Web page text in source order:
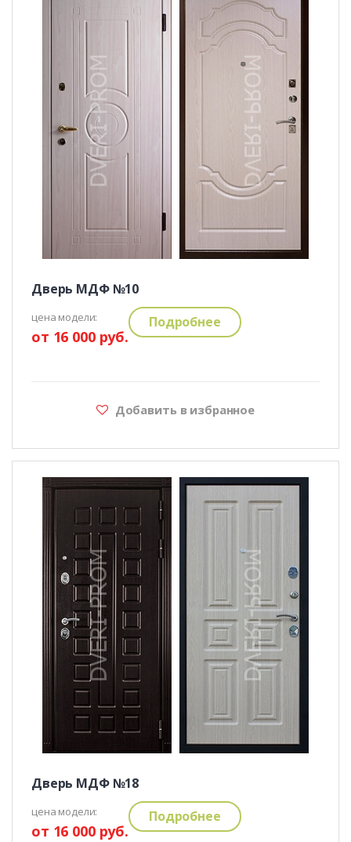
Дверь МДФ №10
цена модели:
от 16 000 руб.
Подробнее
Добавить в избранное
Дверь МДФ №18
цена модели:
от 16 000 руб.
Подробнее